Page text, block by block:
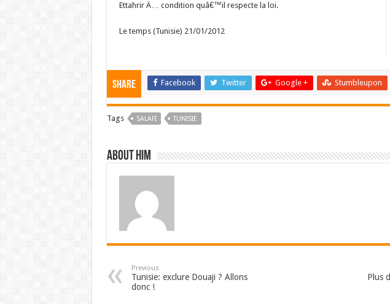
Ettahrir Ä… condition quâ€™il respecte la loi.
Le temps (Tunisie) 21/01/2012
Share Facebook Twitter Google + Stumbleupon
Tags SALAFI TUNISIE
About him
Previous
Tunisie: exclure Douaji ? Allons
donc !
Plus